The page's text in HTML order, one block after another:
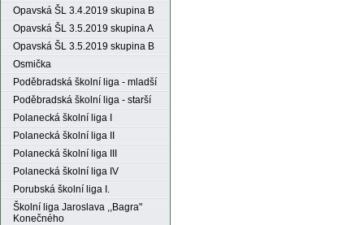
Opavská ŠL 3.4.2019 skupina B
Opavská ŠL 3.5.2019 skupina A
Opavská ŠL 3.5.2019 skupina B
Osmička
Poděbradská školní liga - mladší
Poděbradská školní liga - starší
Polanecká školní liga I
Polanecká školní liga II
Polanecká školní liga III
Polanecká školní liga IV
Porubská školní liga I.
Školní liga Jaroslava ,,Bagra"
Konečného